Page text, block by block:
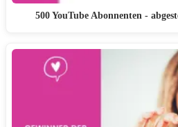
500 YouTube Abonnenten -